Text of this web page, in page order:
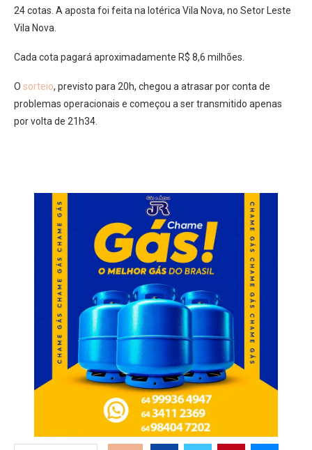
24 cotas. A aposta foi feita na lotérica Vila Nova, no Setor Leste
Vila Nova.
Cada cota pagará aproximadamente R$ 8,6 milhões.
O sorteio, previsto para 20h, chegou a atrasar por conta de
problemas operacionais e começou a ser transmitido apenas
por volta de 21h34.